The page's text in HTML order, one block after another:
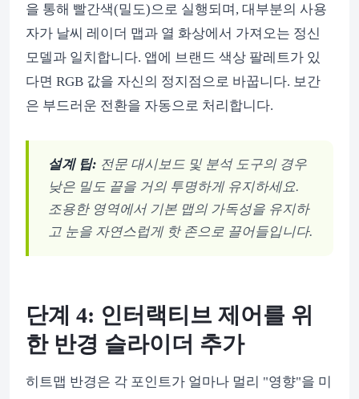
을 통해 빨간색(밀도)으로 실행되며, 대부분의 사용
자가 날씨 레이더 맵과 열 화상에서 가져오는 정신
모델과 일치합니다. 앱에 브랜드 색상 팔레트가 있
다면 RGB 값을 자신의 정지점으로 바꿉니다. 보간
은 부드러운 전환을 자동으로 처리합니다.
설계 팁: 전문 대시보드 및 분석 도구의 경우
낮은 밀도 끝을 거의 투명하게 유지하세요.
조용한 영역에서 기본 맵의 가독성을 유지하
고 눈을 자연스럽게 핫 존으로 끌어들입니다.
단계 4: 인터랙티브 제어를 위
한 반경 슬라이더 추가
히트맵 반경은 각 포인트가 얼마나 멀리 "영향"을 미